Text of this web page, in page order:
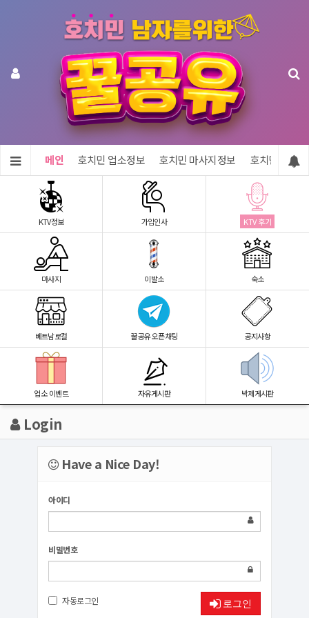
메인 호치민 업소정보 호치민 마사지정보 호치민 숙소
KTV정보 가입인사 KTV 후기
마사지 이발소 숙소
베트남로컬 꿀공유 오픈채팅 공지사항
업소 이벤트 자유게시판 박제게시판
Login
Have a Nice Day!
아이디
비밀번호
자동로그인 로그인